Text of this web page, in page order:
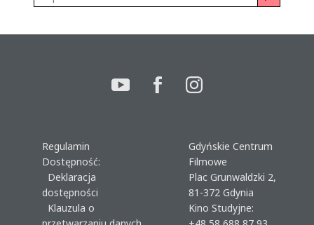
Regulamin
Dostępność:
Deklaracja
dostępności
Klauzula o
Gdyńskie Centrum
Filmowe
Plac Grunwaldzki 2,
81-372 Gdynia
Kino Studyjne: